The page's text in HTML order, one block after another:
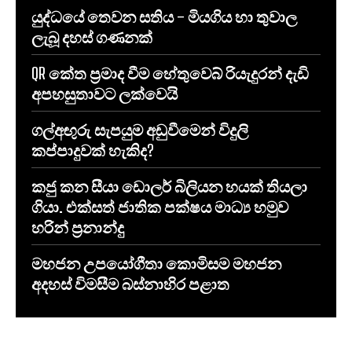
යුද්ධයේ තෙවන සතිය – මියගිය හා තුවාල
ලැබූ දහස් ගණනක්
QR කේත ප්‍රමාද වීම හේතුවෙබ් රියැදුරන් දැඩි
අපහසුතාවට ලක්වෙයි
ගල්අඟුරු සැපයුම අඩුවීමෙන් විදුලි
කප්පාදුවක් හැකිද?
කජු කන සීයා ඩොලර් බිලියන හයක් තියලා
ගියා. එක්සත් ජාතික පක්ෂය මාධ්‍ය හමුව
හරින් ප්‍රනාන්දු
මහජන උපයෝගීතා කොමිසම මහජන
අදහස් විමසීම බස්නාහිර පළාත